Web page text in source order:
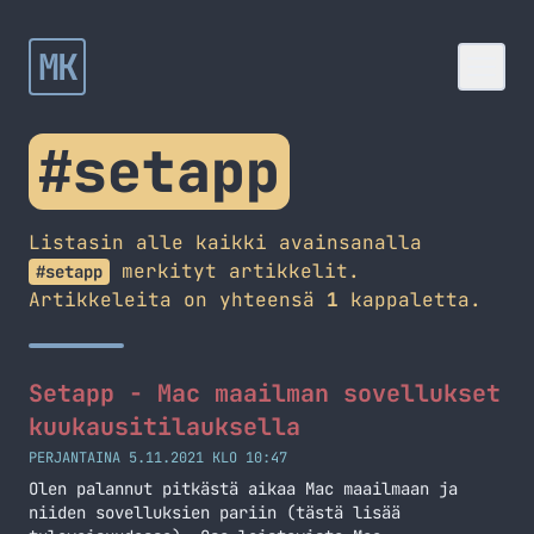
MK
#setapp
Listasin alle kaikki avainsanalla
#setapp
merkityt artikkelit.
Artikkeleita on yhteensä 1 kappaletta.
Setapp - Mac maailman sovellukset
kuukausitilauksella
PERJANTAINA 5.11.2021 KLO 10:47
Olen palannut pitkästä aikaa Mac maailmaan ja
niiden sovelluksien pariin (tästä lisää